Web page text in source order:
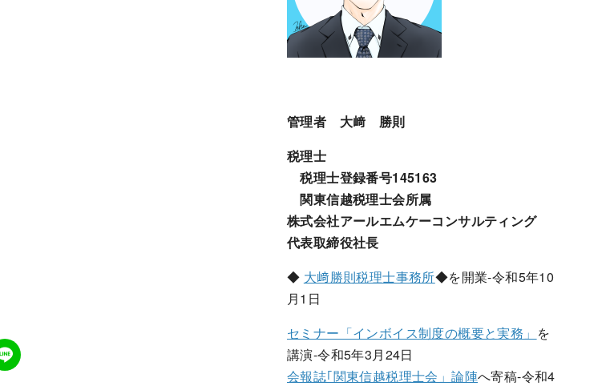
管理者 大﨑 勝則
税理士
税理士登録番号145163
関東信越税理士会所属
株式会社アールエムケーコンサルティング
代表取締役社長
◆ 大﨑勝則税理士事務所◆を開業-令和5年10
月1日
セミナー「インボイス制度の概要と実務」 を
講演-令和5年3月24日
会報誌｢関東信越税理士会」論陣へ寄稿-令和4